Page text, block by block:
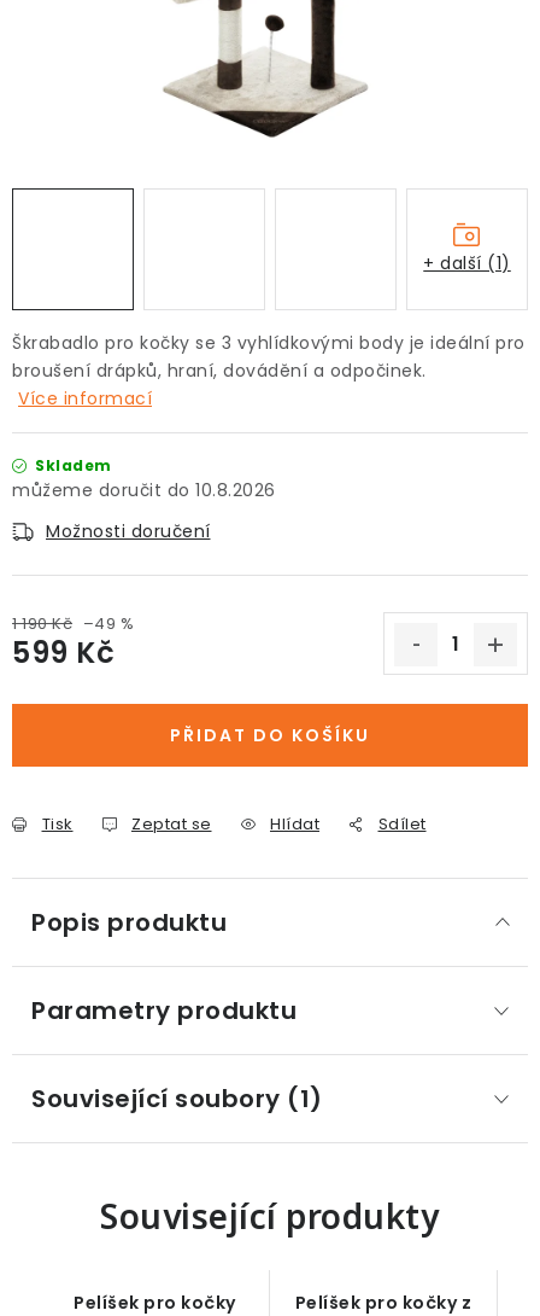
Škrabadlo pro kočky se 3 vyhlídkovými body je ideální pro
broušení drápků, hraní, dovádění a odpočinek.
Více informací
Skladem
10.8.2026
Možnosti doručení
1 190 Kč –49 %
599 Kč
PŘIDAT DO KOŠÍKU
Tisk Zeptat se Hlídat Sdílet
+ další (1)
Popis produktu
Parametry produktu
Související soubory (1)
Související produkty
Pelíšek pro kočky
Pelíšek pro kočky z